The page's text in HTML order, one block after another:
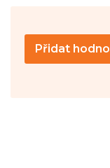
Přidat